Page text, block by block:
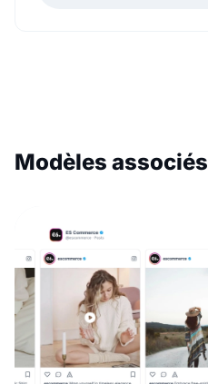
Modèles associés